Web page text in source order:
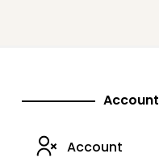
Account
Account